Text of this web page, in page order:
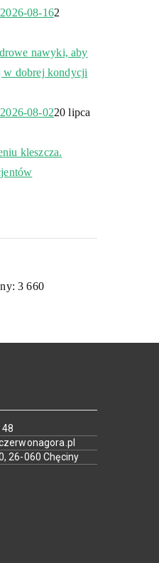
08-162
nawyki, aby
w dobrej kondycji
08-0220 lipca
kleszcza.
3 660
48
26-060 Chęciny